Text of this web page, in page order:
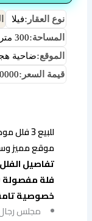
نوع العقار:فيلا
المساحة:300 متر مربع
الموقع:ضاحية
قيمة السعر:
للبيع 3
موقع مميز
تفاصيل
خصوصية
مجلس